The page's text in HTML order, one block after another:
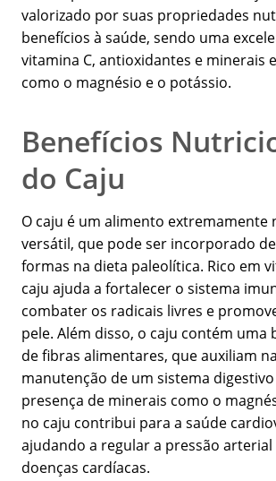
valorizado por suas propriedades
benefícios à saúde, sendo uma
vitamina C, antioxidantes e minerais
como o magnésio e o potássio.
Benefícios
do Caju
O caju é um alimento extremamente
versátil, que pode ser incorporado
formas na dieta paleolítica. Rico em
caju ajuda a fortalecer o sistema
combater os radicais livres e
pele. Além disso, o caju contém uma
de fibras alimentares, que auxiliam
manutenção de um sistema digestivo
presença de minerais como o
no caju contribui para a saúde
ajudando a regular a pressão
doenças cardíacas.